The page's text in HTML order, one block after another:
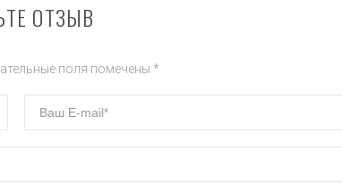
ОТЗЫВ
поля помечены *